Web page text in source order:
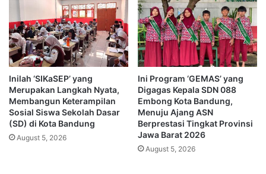
Inilah ‘SIKaSEP’ yang
Merupakan Langkah Nyata,
Membangun Keterampilan
Sosial Siswa Sekolah Dasar
(SD) di Kota Bandung
August 5, 2026
Ini Program ‘GEMAS’ yang
Digagas Kepala SDN 088
Embong Kota Bandung,
Menuju Ajang ASN
Berprestasi Tingkat Provinsi
Jawa Barat 2026
August 5, 2026